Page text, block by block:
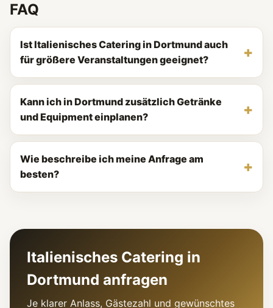
FAQ
Ist Italienisches Catering in Dortmund auch
für größere Veranstaltungen geeignet?
Kann ich in Dortmund zusätzlich Getränke
und Equipment einplanen?
Wie beschreibe ich meine Anfrage am
besten?
Italienisches Catering in
Dortmund anfragen
Je klarer Anlass, Gästezahl und gewünschtes